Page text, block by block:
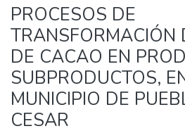
PROCESOS DE
TRANSFORMACIÓN
DE CACAO EN
SUBPRODUCTOS,
MUNICIPIO DE
CESAR